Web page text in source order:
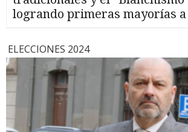
logrando primeras mayorías
ELECCIONES 2024